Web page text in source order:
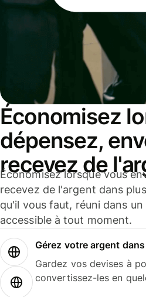
Économisez
dépensez,
recevez de
Économisez lorsque vous
recevez de l'argent dans
qu'il vous faut, réuni dans
accessible à tout moment.
Gérez votre argent
Gardez vos devises à
convertissez-les en